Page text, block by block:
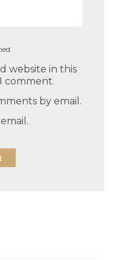
website in this
comment.
by email.